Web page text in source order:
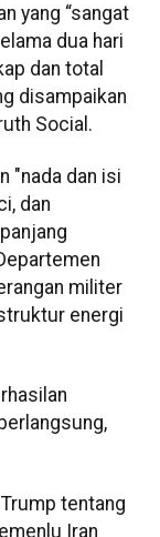
yang “sangat
dua hari
dan total
disampaikan
Social.
"nada dan isi
dan
militer
energi
tentang
Iran